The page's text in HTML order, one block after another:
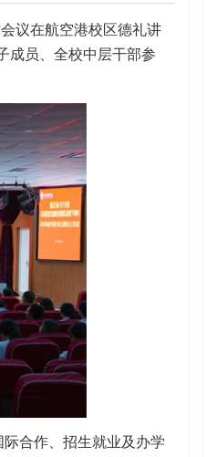
议在航空港校区德礼讲
成员、全校中层干部参
合作、招生就业及办学